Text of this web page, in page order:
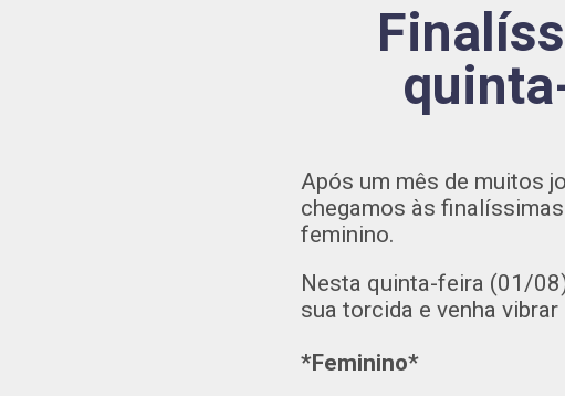
Após um mês de muitos
chegamos às
feminino.
Nesta quinta-feira (01/
sua torcida e venha
*Feminino*